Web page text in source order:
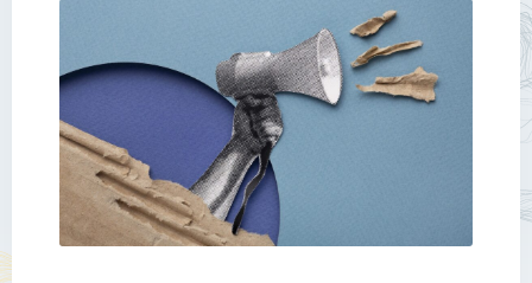
about
Recap:
Session
on
Digital
Sovereignty
and